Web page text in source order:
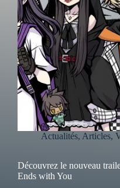
Actualités, Articles,
Découvrez le nouveau
Ends with You